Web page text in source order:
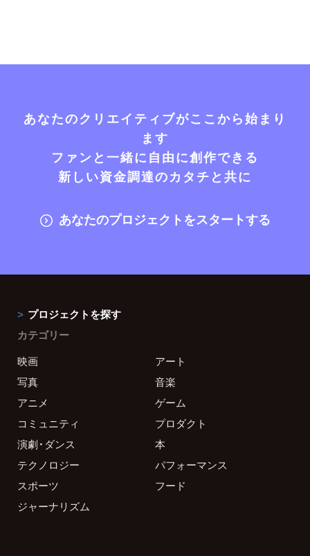
あなたのクリエイティブがここから始まり
ます
ファンと一緒に自由に創作できる
新しい資金調達のカタチと共に
あなたのプロジェクトをスタートする
プロジェクトを探す
カテゴリー
映画
アート
写真
音楽
アニメ
ゲーム
コミュニティ
プロダクト
演劇・ダンス
本
テクノロジー
パフォーマンス
スポーツ
フード
ジャーナリズム